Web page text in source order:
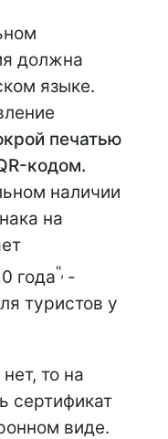
должна
языке.
печатью
кодом.
наличии
на
года", -
туристов у
то на
сертификат
виде.